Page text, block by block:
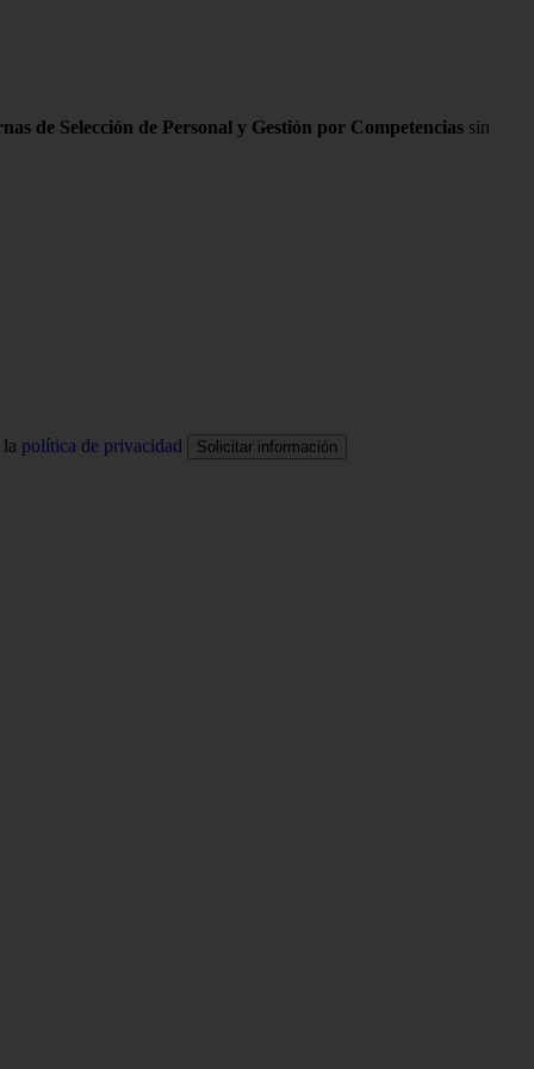
de Selección de Personal y Gestión por Competencias sin
política de privacidad Solicitar información